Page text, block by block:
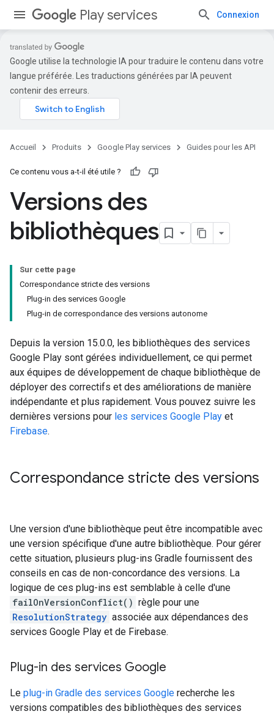
Play services Connexion
Google utilise la technologie IA pour traduire le contenu dans votre
langue préférée. Les traductions générées par IA peuvent
contenir des erreurs.
Accueil Produits Google Play services Guides pour les API
Ce contenu vous a-t-il été utile ?
Versions des
bibliothèques
Sur cette page
Correspondance stricte des versions
Plug-in des services Google
Plug-in de correspondance des versions autonome
Depuis la version 15.0.0, les bibliothèques des services
Google Play sont gérées individuellement, ce qui permet
aux équipes de développement de chaque bibliothèque de
déployer des correctifs et des améliorations de manière
indépendante et plus rapidement. Vous pouvez suivre les
dernières versions pour les services Google Play et
Firebase.
Correspondance stricte des versions
Une version d'une bibliothèque peut être incompatible avec
une version spécifique d'une autre bibliothèque. Pour gérer
cette situation, plusieurs plug-ins Gradle fournissent des
conseils en cas de non-concordance des versions. La
logique de ces plug-ins est semblable à celle d'une
failOnVersionConflict() règle pour une
ResolutionStrategy associée aux dépendances des
services Google Play et de Firebase.
Plug-in des services Google
Le plug-in Gradle des services Google recherche les
versions compatibles des bibliothèques des services